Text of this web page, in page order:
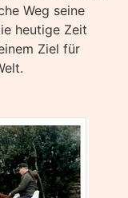
Weg seine
heutige Zeit
Ziel für